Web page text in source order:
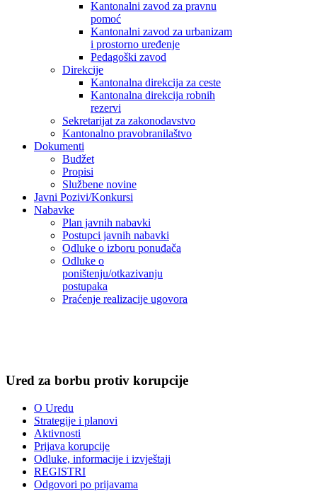
Kantonalni zavod za pravnu
pomoć
Kantonalni zavod za urbanizam
i prostorno uređenje
Pedagoški zavod
Direkcije
Kantonalna direkcija za ceste
Kantonalna direkcija robnih
rezervi
Sekretarijat za zakonodavstvo
Kantonalno pravobranilaštvo
Dokumenti
Budžet
Propisi
Službene novine
Javni Pozivi/Konkursi
Nabavke
Plan javnih nabavki
Postupci javnih nabavki
Odluke o izboru ponuđača
Odluke o
poništenju/otkazivanju
postupaka
Praćenje realizacije ugovora
Ured za borbu protiv korupcije
O Uredu
Strategije i planovi
Aktivnosti
Prijava korupcije
Odluke, informacije i izvještaji
REGISTRI
Odgovori po prijavama